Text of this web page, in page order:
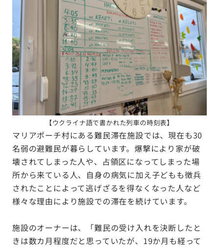
【ウクライナ語で書かれた列車の時刻表】
マリアポーチ村にある難民滞在施設では、現在も30
名弱の避難民が暮らしています。爆撃により家が破
壊されてしまった人や、占領区になってしまった場
所から来ている人、自身の病気に加え子どもも徴兵
されたことによって逃げざるを得なくなった人など
様々な理由により施設での滞在を続けています。
施設のオーナーは、「難民の受け入れを決断したと
きは数カ月程度だと思っていたが、19か月も経って